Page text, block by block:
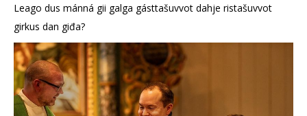
Leago dus mánná gii galga gásttašuvvot dahje ristašuvvot
girkus dan giđa?